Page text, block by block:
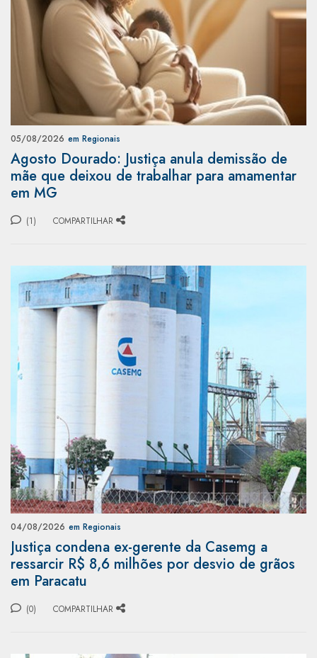
05/08/2026 em Regionais
Agosto Dourado: Justiça anula demissão de
mãe que deixou de trabalhar para amamentar
em MG
(1) COMPARTILHAR
04/08/2026 em Regionais
Justiça condena ex-gerente da Casemg a
ressarcir R$ 8,6 milhões por desvio de grãos
em Paracatu
(0) COMPARTILHAR